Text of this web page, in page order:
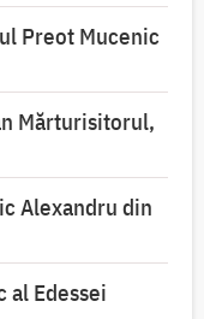
Preot Mucenic
Mărturisitorul,
Alexandru din
al Edessei